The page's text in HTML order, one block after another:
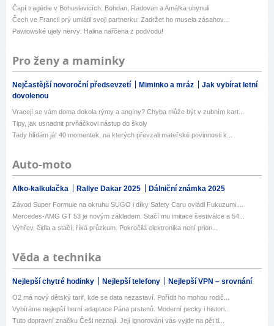
Čapí tragédie v Bohuslavicích: Bohdan, Radovan a Amálka uhynuli
Čech ve Francii prý umlátil svoji partnerku: Zadržet ho musela zásahov...
Pawlowské ujely nervy: Halina nařčena z podvodu!
Pro ženy a maminky
Nejčastější novoroční předsevzetí Miminko a mráz
Jak vybírat letní
dovolenou
Vracejí se vám doma dokola rýmy a angíny? Chyba může být v zubním kart...
Tipy, jak usnadnit prvňáčkovi nástup do školy
Tady hlídám já! 40 momentek, na kterých převzali mateřské povinnosti k...
Auto-moto
Alko-kalkulačka Rallye Dakar 2025 Dálniční známka 2025
Závod Super Formule na okruhu SUGO i díky Safety Caru ovládl Fukuzumi....
Mercedes-AMG GT 53 je novým základem. Stačí mu imitace šestiválce a 54...
Výhřev, čidla a stačí, říká průzkum. Pokročilá elektronika není priori...
Věda a technika
Nejlepší chytré hodinky Nejlepší telefony Nejlepší VPN – srovnání
O2 má nový dětský tarif, kde se data nezastaví. Pořídit ho mohou rodič...
Vybíráme nejlepší herní adaptace Pána prstenů. Moderní pecky i histori...
Tuto dopravní značku Češi neznají. Její ignorování vás vyjde na pět ti...